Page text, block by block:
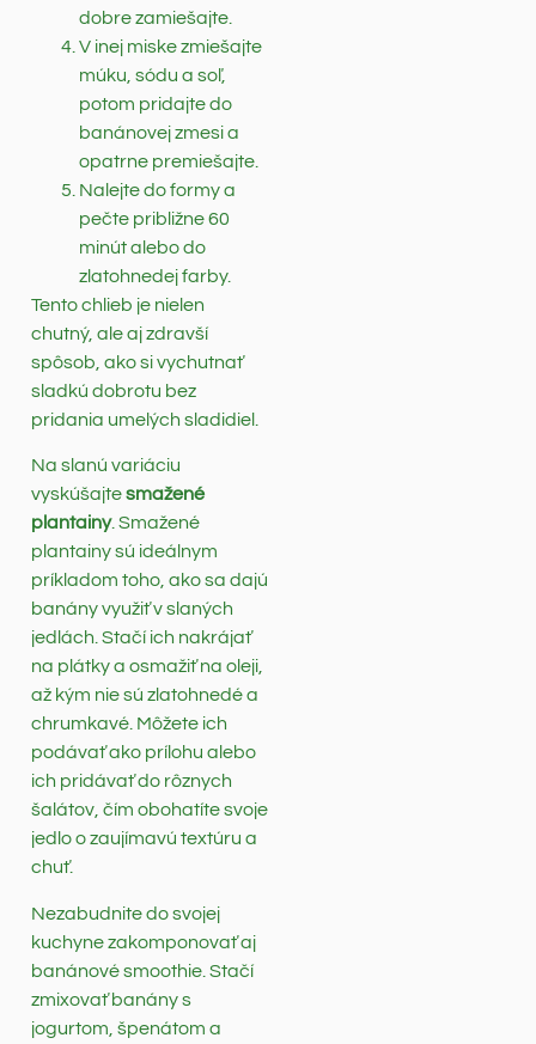
dobre zamiešajte.
V inej miske zmiešajte
múku, sódu a soľ,
potom pridajte do
banánovej zmesi a
opatrne premiešajte.
Nalejte do formy a
pečte približne 60
minút alebo do
zlatohnedej farby.
Tento chlieb je nielen
chutný, ale aj zdravší
spôsob, ako si vychutnať
sladkú dobrotu bez
pridania umelých sladidiel.
Na slanú variáciu
vyskúšajtesmažené
plantainy. Smažené
plantainy sú ideálnym
príkladom toho, ako sa dajú
banány využiť v slaných
jedlách. Stačí ich nakrájať
na plátky a osmažiť na oleji,
až kým nie sú zlatohnedé a
chrumkavé. Môžete ich
podávať ako prílohu alebo
ich pridávať do rôznych
šalátov, čím obohatíte svoje
jedlo o zaujímavú textúru a
chuť.
Nezabudnite do svojej
kuchyne zakomponovať aj
banánové smoothie. Stačí
zmixovať banány s
jogurtom, špenátom a